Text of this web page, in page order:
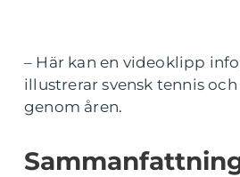
– Här kan en videoklipp
illustrerar svensk tennis
genom åren.